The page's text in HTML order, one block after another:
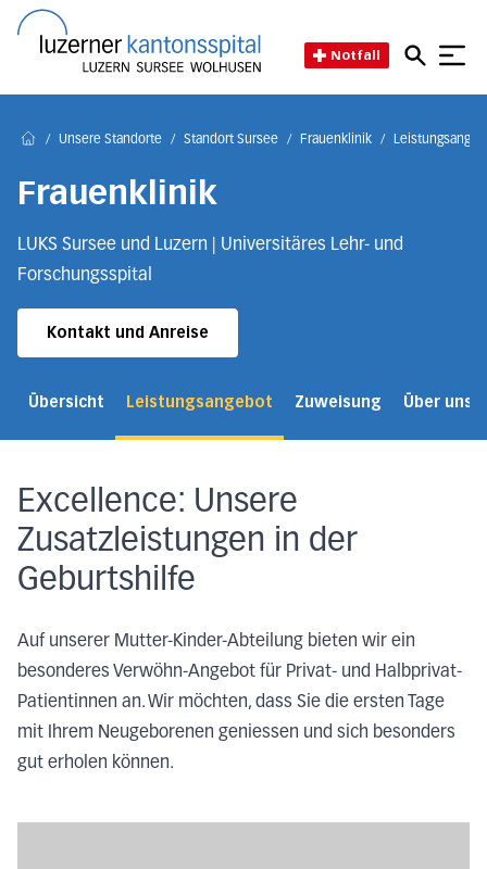
Notfall
/ Unsere Standorte / Standort Sursee / Frauenklinik /
Frauenklinik
LUKS Sursee und Luzern | Universitäres Lehr- und
Forschungsspital
Kontakt und Anreise
Übersicht Leistungsangebot Zuweisung Über uns
Excellence: Unsere
Zusatzleistungen in der
Geburtshilfe
Auf unserer Mutter-Kinder-Abteilung bieten wir ein
besonderes Verwöhn-Angebot für Privat- und Halbprivat-
Patientinnen an. Wir möchten, dass Sie die ersten Tage
mit Ihrem Neugeborenen geniessen und sich besonders
gut erholen können.